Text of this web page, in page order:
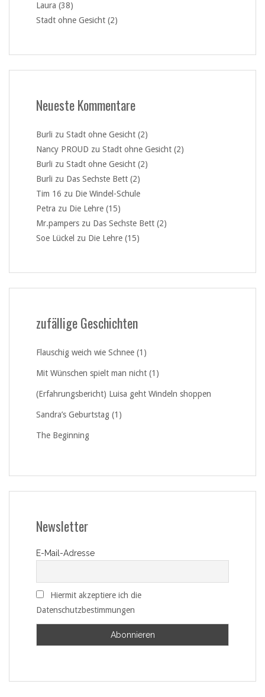
Laura (38)
Stadt ohne Gesicht (2)
Neueste Kommentare
Burli zu Stadt ohne Gesicht (2)
Nancy PROUD zu Stadt ohne Gesicht (2)
Burli zu Stadt ohne Gesicht (2)
Burli zu Das Sechste Bett (2)
Tim 16 zu Die Windel-Schule
Petra zu Die Lehre (15)
Mr.pampers zu Das Sechste Bett (2)
Soe Lückel zu Die Lehre (15)
zufällige Geschichten
Flauschig weich wie Schnee (1)
Mit Wünschen spielt man nicht (1)
(Erfahrungsbericht) Luisa geht Windeln shoppen
Sandra’s Geburtstag (1)
The Beginning
Newsletter
E-Mail-Adresse
Hiermit akzeptiere ich die
Datenschutzbestimmungen